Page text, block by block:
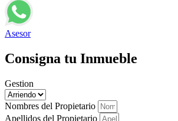
Asesor
Consigna tu Inmueble
Gestion
Nombres del Propietario
Apellidos del Propietario